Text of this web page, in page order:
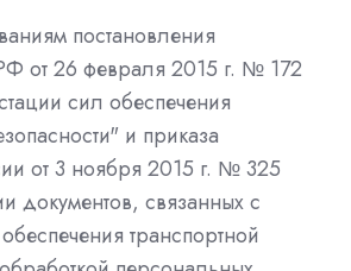
постановления
от 26 февраля 2015 г. № 172
сил обеспечения
и приказа
от 3 ноября 2015 г. № 325
документов, связанных с
транспортной